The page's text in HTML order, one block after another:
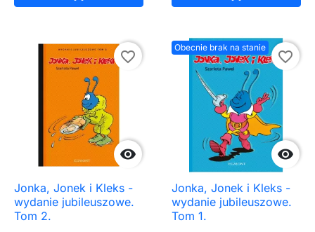

favorite_border
Jonka, Jonek i Kleks -
wydanie jubileuszowe.
Tom 2.
Obecnie brak na stanie

favorite_border
Jonka, Jonek i Kleks -
wydanie jubileuszowe.
Tom 1.